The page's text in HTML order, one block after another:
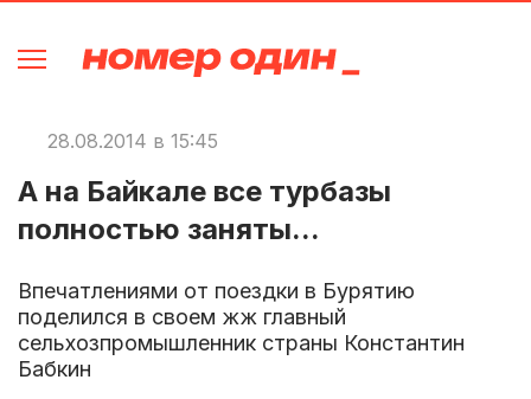
28.08.2014 в 15:45
А на Байкале все турбазы
полностью заняты...
Впечатлениями от поездки в Бурятию
поделился в своем жж главный
сельхозпромышленник страны Константин
Бабкин